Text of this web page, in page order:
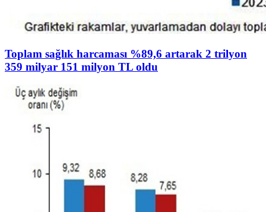
Toplam sağlık harcaması %89,6 artarak 2 trilyon
359 milyar 151 milyon TL oldu